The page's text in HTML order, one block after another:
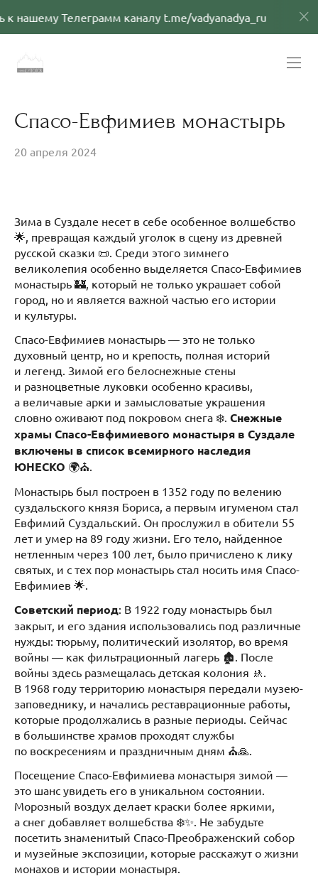
Телеграмм каналу t.me/vadyanadya_ru
Спасо-Евфимиев монастырь
20 апреля 2024
Зима в Суздале несет в себе особенное волшебство
🌟, превращая каждый уголок в сцену из древней
русской сказки 📜. Среди этого зимнего
великолепия особенно выделяется Спасо-Евфимиев
монастырь 🏰, который не только украшает собой
город, но и является важной частью его истории
и культуры.
Спасо-Евфимиев монастырь — это не только
духовный центр, но и крепость, полная историй
и легенд. Зимой его белоснежные стены
и разноцветные луковки особенно красивы,
а величавые арки и замысловатые украшения
словно оживают под покровом снега ❄️. Снежные
храмы Спасо-Евфимиевого монастыря в Суздале
включены в список всемирного наследия
ЮНЕСКО 🌍⛪.
Монастырь был построен в 1352 году по велению
суздальского князя Бориса, а первым игуменом стал
Евфимий Суздальский. Он прослужил в обители 55
лет и умер на 89 году жизни. Его тело, найденное
нетленным через 100 лет, было причислено к лику
святых, и с тех пор монастырь стал носить имя Спасо-
Евфимиев 🌟.
Советский период: В 1922 году монастырь был
закрыт, и его здания использовались под различные
нужды: тюрьму, политический изолятор, во время
войны — как фильтрационный лагерь 🏚️. После
войны здесь размещалась детская колония 🚸.
В 1968 году территорию монастыря передали музею-
заповеднику, и начались реставрационные работы,
которые продолжались в разные периоды. Сейчас
в большинстве храмов проходят службы
по воскресениям и праздничным дням ⛪🙏.
Посещение Спасо-Евфимиева монастыря зимой —
это шанс увидеть его в уникальном состоянии.
Морозный воздух делает краски более яркими,
а снег добавляет волшебства ❄️✨. Не забудьте
посетить знаменитый Спасо-Преображенский собор
и музейные экспозиции, которые расскажут о жизни
монахов и истории монастыря.